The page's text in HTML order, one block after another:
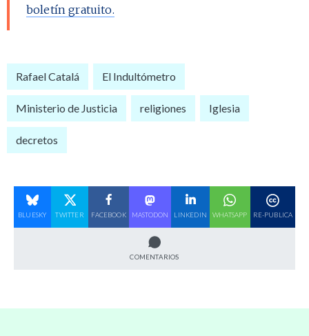
boletín gratuito.
Rafael Catalá El Indultómetro
Ministerio de Justicia religiones Iglesia
decretos
BLUESKY TWITTER FACEBOOK MASTODON LINKEDIN WHATSAPP RE-PUBLICA
COMENTARIOS